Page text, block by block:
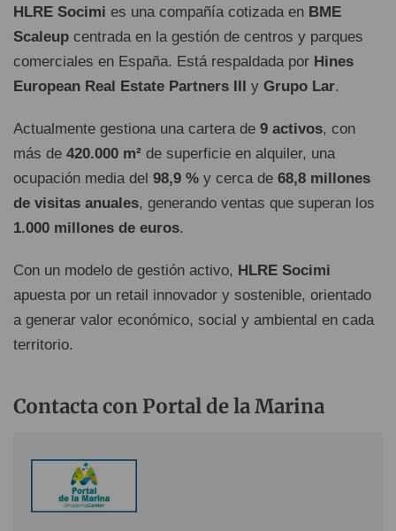
HLRE Socimi es una compañía cotizada en BME
Scaleup centrada en la gestión de centros y parques
comerciales en España. Está respaldada por Hines
European Real Estate Partners III
y Grupo Lar.
Actualmente gestiona una cartera de 9 activos, con
más de 420.000 m² de superficie en alquiler, una
ocupación media del 98,9 % y cerca de 68,8 millones
de visitas anuales, generando ventas que superan los
1.000 millones de euros.
Con un modelo de gestión activo, HLRE Socimi
apuesta por un retail innovador y sostenible, orientado
a generar valor económico, social y ambiental en cada
territorio.
Contacta con Portal de la Marina